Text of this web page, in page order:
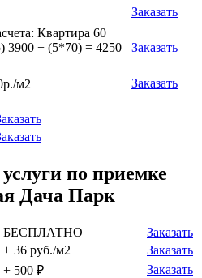
Заказать
Квартира 60
3900 + (5*70) = 4250
Заказать
м2
Заказать
по приемке
Дача Парк
БЕСПЛАТНО
Заказать
+ 36 руб./м2
Заказать
+ 500 ₽
Заказать